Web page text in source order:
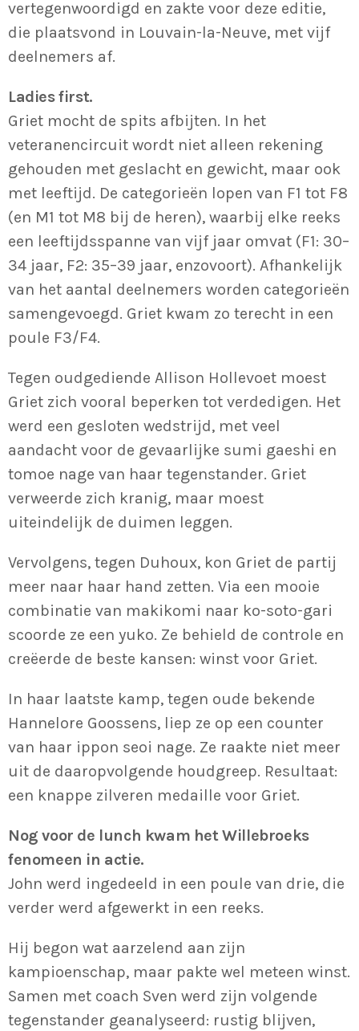
MOST UPVOTED
COMPETITIE KJELL LAPERRE
Aalst
vertegenwoordigd en zakte voor deze editie,
die plaatsvond in Louvain-la-Neuve, met vijf
deelnemers af.
Ladies first.
Griet mocht de spits afbijten. In het
veteranencircuit wordt niet alleen rekening
gehouden met geslacht en gewicht, maar ook
met leeftijd. De categorieën lopen van F1 tot F8
(en M1 tot M8 bij de heren), waarbij elke reeks
een leeftijdsspanne van vijf jaar omvat (F1: 30–
34 jaar, F2: 35–39 jaar, enzovoort). Afhankelijk
van het aantal deelnemers worden categorieën
samengevoegd. Griet kwam zo terecht in een
poule F3/F4.
Tegen oudgediende Allison Hollevoet moest
Griet zich vooral beperken tot verdedigen. Het
werd een gesloten wedstrijd, met veel
aandacht voor de gevaarlijke sumi gaeshi en
tomoe nage van haar tegenstander. Griet
verweerde zich kranig, maar moest
uiteindelijk de duimen leggen.
Vervolgens, tegen Duhoux, kon Griet de partij
meer naar haar hand zetten. Via een mooie
combinatie van makikomi naar ko-soto-gari
scoorde ze een yuko. Ze behield de controle en
creëerde de beste kansen: winst voor Griet.
In haar laatste kamp, tegen oude bekende
Hannelore Goossens, liep ze op een counter
van haar ippon seoi nage. Ze raakte niet meer
uit de daaropvolgende houdgreep. Resultaat:
een knappe zilveren medaille voor Griet.
Nog voor de lunch kwam het Willebroeks
fenomeen in actie.
John werd ingedeeld in een poule van drie, die
verder werd afgewerkt in een reeks.
Hij begon wat aarzelend aan zijn
kampioenschap, maar pakte wel meteen winst.
Samen met coach Sven werd zijn volgende
tegenstander geanalyseerd: rustig blijven,